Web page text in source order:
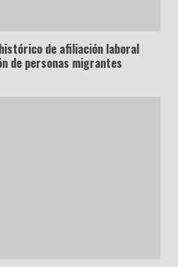
de afiliación laboral
de personas migrantes